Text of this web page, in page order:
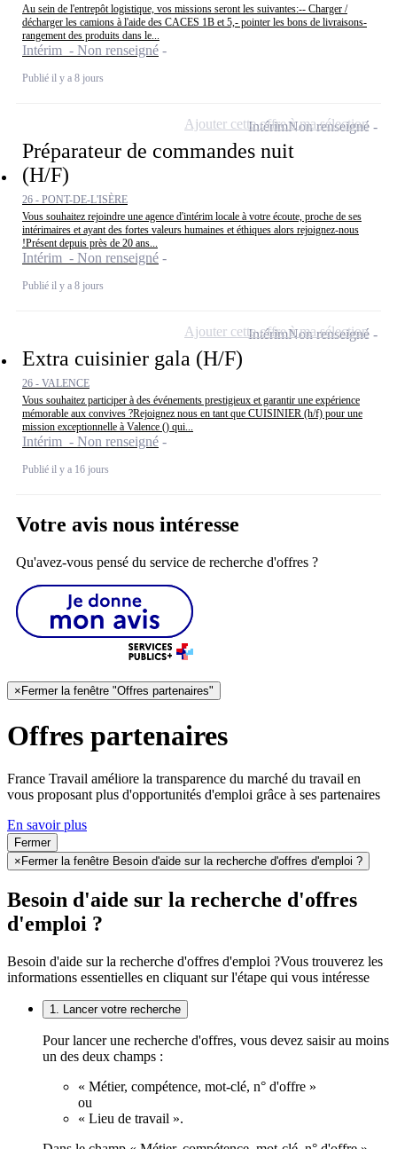
Au sein de l'entrepôt logistique, vos missions seront les suivantes:-- Charger /
décharger les camions à l'aide des CACES 1B et 5,- pointer les bons de livraisons-
rangement des produits dans le...
Intérim - Non renseigné
Publié il y a 8 jours
Préparateur de commandes nuit
(H/F)
26 - PONT-DE-L'ISÈRE
Vous souhaitez rejoindre une agence d'intérim locale à votre écoute, proche de ses
intérimaires et ayant des fortes valeurs humaines et éthiques alors rejoignez-nous
!Présent depuis près de 20 ans...
Intérim - Non renseigné
Publié il y a 8 jours
IntérimNon renseigné
Ajouter cette offre à ma sélection
Extra cuisinier gala (H/F)
26 - VALENCE
Vous souhaitez participer à des événements prestigieux et garantir une expérience
mémorable aux convives ?Rejoignez nous en tant que CUISINIER (h/f) pour une
mission exceptionnelle à Valence () qui...
Intérim - Non renseigné
Publié il y a 16 jours
IntérimNon renseigné
Ajouter cette offre à ma sélection
Votre avis nous intéresse
Qu'avez-vous pensé du service de recherche d'offres ?
× Fermer la fenêtre "Offres partenaires"
Offres partenaires
France Travail améliore la transparence du marché du travail en
vous proposant plus d'opportunités d'emploi grâce à ses partenaires
En savoir plus
Fermer
× Fermer la fenêtre Besoin d'aide sur la recherche d'offres d'emploi ?
Besoin d'aide sur la recherche d'offres
d'emploi ?
Besoin d'aide sur la recherche d'offres d'emploi ?Vous trouverez les
informations essentielles en cliquant sur l'étape qui vous intéresse
1. Lancer votre recherche
Pour lancer une recherche d'offres, vous devez saisir au moins
un des deux champs :
« Métier, compétence, mot-clé, n° d'offre »
ou
« Lieu de travail ».